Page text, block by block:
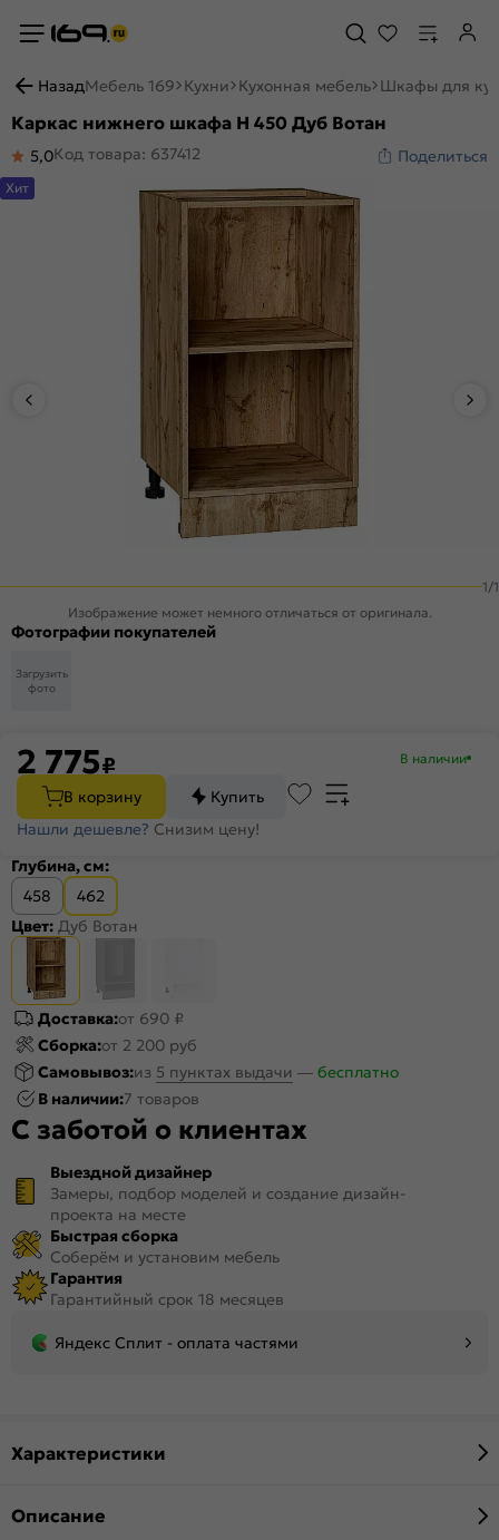
НазадМебель 169 Кухни Кухонная мебель Шкафы для
Каркас нижнего шкафа Н 450 Дуб Вотан
5,0Код товара: 637412 Поделиться
1/1
Хит
Изображение может немного отличаться от оригинала.
Фотографии покупателей
Загрузить
фото
2 775₽ В наличии
В корзину
Купить
Нашли дешевле? Снизим цену!
Глубина, см:
458
462
Цвет: Дуб Вотан
Доставка:от 690 ₽
Сборка:от 2 200 руб
Самовывоз:из 5 пунктах выдачи — бесплатно
В наличии:7 товаров
С заботой о клиентах
Выездной дизайнер
Замеры, подбор моделей и создание дизайн-
проекта на месте
Быстрая сборка
Соберём и установим мебель
Гарантия
Гарантийный срок 18 месяцев
Яндекс Сплит - оплата частями
Характеристики
Описание